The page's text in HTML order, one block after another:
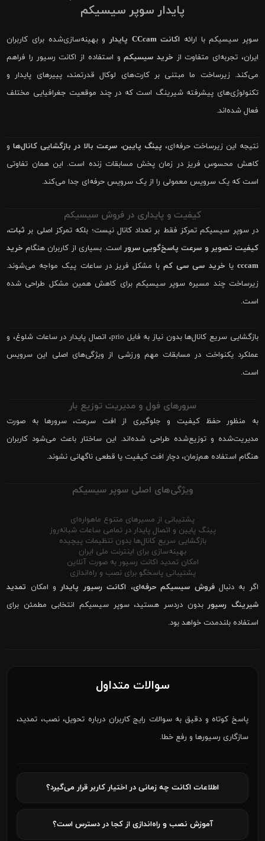
پایدار سوپر سیسیکم
سوپر سیسیکم با ارائه اکانت CCcam پایدار
و بهینه‌سازی‌شده برای کاربران
ایران، تجربه‌ای متفاوت از خرید سیسیکمو استفاده از اکانت رسیور را فراهم
می‌کند. زیرساخت ما مبتنی بر کارت‌های لوکال قدرتمند، پییرهای پایدار و
تکنولوژی‌های پیشرفته شیرینگ است که در چند موقعیت جغرافیایی مختلف
فعال شده‌اند.
نتیجه این زیرساخت حرفه‌ای، پینگ پایین، سرعت بالا در بازگشایی کانال‌هاو
کاهش محسوس فریز در زمان پخش مسابقات زنده است. این همان تفاوتی
است که یک سرویس معمولی را از یک سرویس حرفه‌ای جدا می‌کند.
کیفیت و پایداری در فروش سیسیکم
در سوپر سیسیکم تمرکز فقط بر تعداد کانال نیست؛ بلکه تمرکز اصلی بر ثبات،
کیفیت تصویر و سرعت پاسخ‌گویی سروراست. بسیاری از کاربران هنگام خرید
cccam یا خرید سی سی کمبا مشکل فریز در ساعات پیک مواجه می‌شوند.
زیرساخت چند مسیره سوپر سیسیکم برای کاهش همین مشکل طراحی شده
است.
بازگشایی سریع کانال‌ها بدون نیاز به فایل prio، اتصال پایدار در ساعات شلوغ، و
عملکرد یکنواخت در مسابقات مهم ورزشی از ویژگی‌های اصلی این سرویس
است.
سرورهای فول و مدیریت توزیع بار
به منظور حفظ کیفیت و جلوگیری از افت سرعت، سرورها به صورت
مدیریت‌شده و توزیع‌شده طراحی شده‌اند. این ساختار باعث می‌شود کاربران
هنگام استفاده هم‌زمان، دچار افت کیفیت یا قطعی ناگهانی نشوند.
ویژگی‌های اصلی سوپر سیسیکم
پشتیبانی از مسیرهای متنوع ماهواره‌ای
پینگ پایین و اتصال پایدار در تمامی ساعات شبانه‌روز
بازگشایی سریع کانال‌ها بدون تنظیمات پیچیده
بهینه‌سازی برای اینترنت ملی ایران
امکان تمدید اکانت رسیور به صورت آنلاین
پشتیبانی پاسخگو برای نصب و راه‌اندازی
اگر به دنبالفروش سیسیکم حرفه‌ای، اکانت رسیور پایدارو امکان تمدید
شیرینگ رسیوربدون دردسر هستید، سوپر سیسیکم انتخابی مطمئن برای
استفاده بلندمدت خواهد بود.
سوالات متداول
پاسخ کوتاه و دقیق به سوالات رایج کاربران درباره تحویل، نصب، تمدید،
سازگاری رسیورها و رفع خطا.
اطلاعات اکانت چه زمانی در اختیار کاربر قرار می‌گیرد؟
آموزش نصب و راه‌اندازی از کجا در دسترس است؟